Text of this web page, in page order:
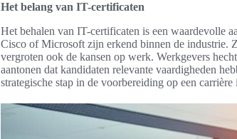
Het belang van IT-certificaten
Het behalen van IT-certificaten is een waardevolle
Cisco of Microsoft zijn erkend binnen de industrie.
vergroten ook de kansen op werk. Werkgevers
aantonen dat kandidaten relevante vaardigheden
strategische stap in de voorbereiding op een